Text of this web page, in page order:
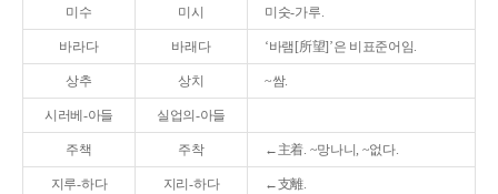
미수 미시 미숫-가루.
바라다 바래다 ‘바램[所望]’은 비표준어임.
상추 상치 ~쌈.
시러베-아들 실업의-아들
주책 주착 ←主着. ~망나니, ~없다.
지루-하다 지리-하다 ←支離.